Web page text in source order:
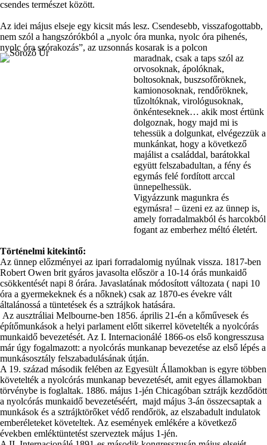
csendes természet között.
Az idei május elseje egy kicsit más lesz. Csendesebb, visszafogottabb,
nem szól a hangszórókból a „nyolc óra munka, nyolc óra pihenés,
nyolc óra szórakozás”, az uzsonnás kosarak is a polcon
maradnak, csak a taps szól az
orvosoknak, ápolóknak,
boltosoknak, buszsofőröknek,
kamionosoknak, rendőröknek,
tűzoltóknak, virológusoknak,
önkénteseknek… akik most értünk
dolgoznak, hogy majd mi is
tehessük a dolgunkat, elvégezzük a
munkánkat, hogy a következő
majálist a családdal, barátokkal
együtt felszabadultan, a fény és
egymás felé fordított arccal
ünnepelhessük.
Vigyázzunk magunkra és
egymásra! – üzeni ez az ünnep is,
amely forradalmakból és harcokból
fogant az emberhez méltó életért.
Történelmi kitekintő:
Az ünnep előzményei az ipari forradalomig nyúlnak vissza. 1817-ben
Robert Owen brit gyáros javasolta először a 10-14 órás munkaidő
csökkentését napi 8 órára. Javaslatának módosított változata ( napi 10
óra a gyermekeknek és a nőknek) csak az 1870-es évekre vált
általánossá a tüntetések és a sztrájkok hatására.
Az ausztráliai Melbourne-ben 1856. április 21-én a kőművesek és
építőmunkások a helyi parlament előtt sikerrel követelték a nyolcórás
munkaidő bevezetését. Az I. Internacionálé 1866-os első kongresszusa
már úgy fogalmazott: a nyolcórás munkanap bevezetése az első lépés a
munkásosztály felszabadulásának útján.
A 19. század második felében az Egyesült Államokban is egyre többen
követelték a nyolcórás munkanap bevezetését, amit egyes államokban
törvénybe is foglaltak. 1886. május 1-jén Chicagóban sztrájk kezdődött
a nyolcórás munkaidő bevezetéséért, majd május 3-án összecsaptak a
munkások és a sztrájktörőket védő rendőrök, az elszabadult indulatok
emberéleteket követeltek. Az események emlékére a következő
években emléktüntetést szerveztek május 1-jén.